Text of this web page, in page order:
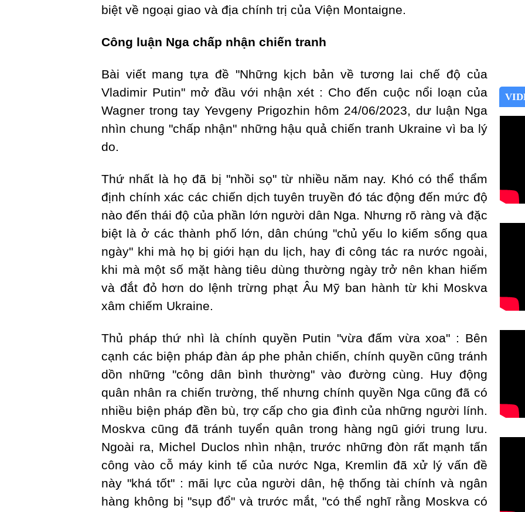
biệt về ngoại giao và địa chính trị của Viện Montaigne.
Công luận Nga chấp nhận chiến tranh
Bài viết mang tựa đề "Những kịch bản về tương lai chế độ của
Vladimir Putin" mở đầu với nhận xét : Cho đến cuộc nổi loạn của
Wagner trong tay Yevgeny Prigozhin hôm 24/06/2023, dư luận Nga
nhìn chung "chấp nhận" những hậu quả chiến tranh Ukraine vì ba lý
do.
Thứ nhất là họ đã bị "nhồi sọ" từ nhiều năm nay. Khó có thể thẩm
định chính xác các chiến dịch tuyên truyền đó tác động đến mức độ
nào đến thái độ của phần lớn người dân Nga. Nhưng rõ ràng và đặc
biệt là ở các thành phố lớn, dân chúng "chủ yếu lo kiếm sống qua
ngày" khi mà họ bị giới hạn du lịch, hay đi công tác ra nước ngoài,
khi mà một số mặt hàng tiêu dùng thường ngày trở nên khan hiếm
và đắt đỏ hơn do lệnh trừng phạt Âu Mỹ ban hành từ khi Moskva
xâm chiếm Ukraine.
Thủ pháp thứ nhì là chính quyền Putin "vừa đấm vừa xoa" : Bên
cạnh các biện pháp đàn áp phe phản chiến, chính quyền cũng tránh
dồn những "công dân bình thường" vào đường cùng. Huy động
quân nhân ra chiến trường, thế nhưng chính quyền Nga cũng đã có
nhiều biện pháp đền bù, trợ cấp cho gia đình của những người lính.
Moskva cũng đã tránh tuyển quân trong hàng ngũ giới trung lưu.
Ngoài ra, Michel Duclos nhìn nhận, trước những đòn rất mạnh tấn
công vào cỗ máy kinh tế của nước Nga, Kremlin đã xử lý vấn đề
này "khá tốt" : mãi lực của người dân, hệ thống tài chính và ngân
hàng không bị "sụp đổ" và trước mắt, "có thể nghĩ rằng Moskva có